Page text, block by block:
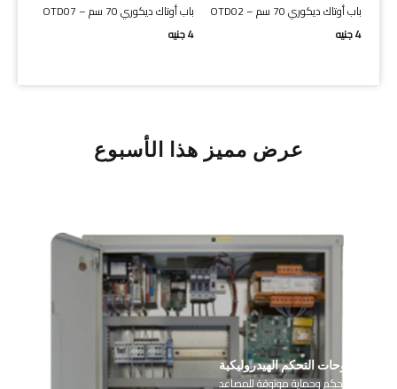
باب أوتاك ديكوري 70 سم – OTD02
4جنيه
باب أوتاك ديكوري 70 سم – OTD07
4جنيه
عرض مميز هذا الأسبوع
لوحات التحكم الهيدروليكية
أجزاء تحكم وحماية موثوقة للمصاعد